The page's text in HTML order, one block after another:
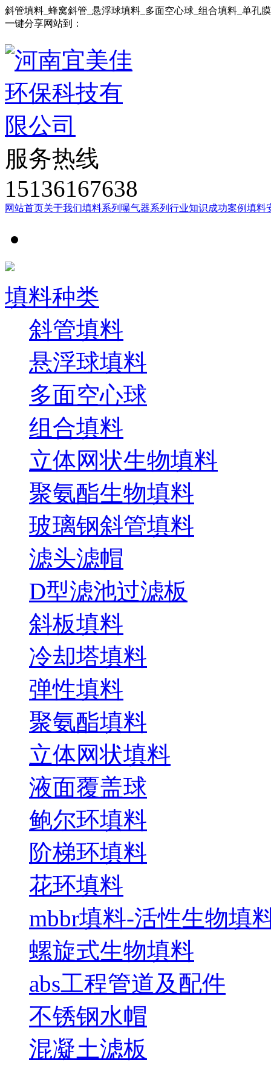
斜管填料_蜂窝斜管_悬浮球填料_多面空心球_组合填料_单孔
一键分享网站到：
服务热线
15136167638
网站首页关于我们填料系列 曝气器系列 行业知识成功案例填料
填料种类
斜管填料
悬浮球填料
多面空心球
组合填料
立体网状生物填料
聚氨酯生物填料
玻璃钢斜管填料
滤头滤帽
D型滤池过滤板
斜板填料
冷却塔填料
弹性填料
聚氨酯填料
立体网状填料
液面覆盖球
鲍尔环填料
阶梯环填料
花环填料
mbbr填料-活性生物填
螺旋式生物填料
abs工程管道及配件
不锈钢水帽
混凝土滤板